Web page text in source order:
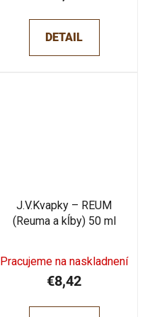
DETAIL
J.V.Kvapky – REUM
(Reuma a kĺby) 50 ml
Pracujeme na naskladnení
€8,42